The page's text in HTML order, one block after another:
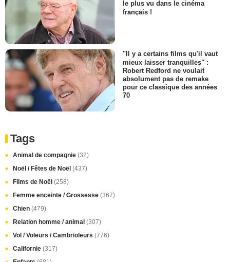
le plus vu dans le cinéma
français !
"Il y a certains films qu'il vaut
mieux laisser tranquilles" :
Robert Redford ne voulait
absolument pas de remake
pour ce classique des années
70
Tags
Animal de compagnie (32)
Noël / Fêtes de Noël (437)
Films de Noël (258)
Femme enceinte / Grossesse (367)
Chien (479)
Relation homme / animal (307)
Vol / Voleurs / Cambrioleurs (776)
Californie (317)